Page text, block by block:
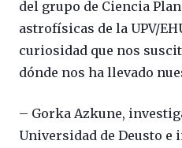
del grupo de Ciencia
astrofísicas de la UPV/
curiosidad que nos
dónde nos ha llevado
– Gorka Azkune,
Universidad de Deusto